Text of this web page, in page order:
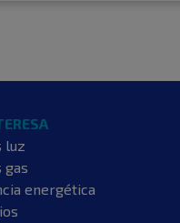
luz
gas
energética